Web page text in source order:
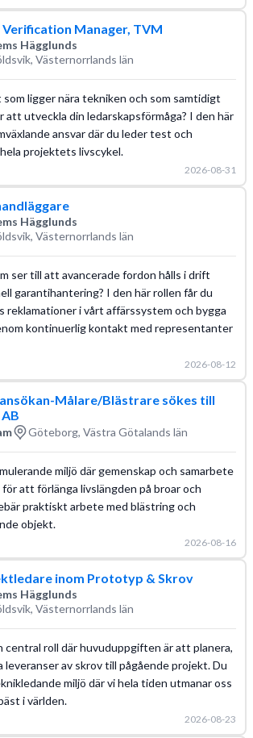
Verification Manager, TVM
Hägglunds
Västernorrlands län
ligger nära tekniken och som samtidigt
att utveckla din ledarskapsförmåga? I den här
ansvar där du leder test och
projektets livscykel.
2026-08-31
Hägglunds
Västernorrlands län
ser till att avancerade fordon hålls i drift
garantihantering? I den här rollen får du
reklamationer i vårt affärssystem och bygga
kontinuerlig kontakt med representanter
2026-08-12
Målare/Blästrare sökes till
Göteborg, Västra Götalands län
miljö där gemenskap och samarbete
att förlänga livslängden på broar och
praktiskt arbete med blästring och
objekt.
2026-08-16
inom Prototyp & Skrov
Hägglunds
Västernorrlands län
central roll där huvuduppgiften är att planera,
leveranser av skrov till pågående projekt. Du
miljö där vi hela tiden utmanar oss
i världen.
2026-08-23